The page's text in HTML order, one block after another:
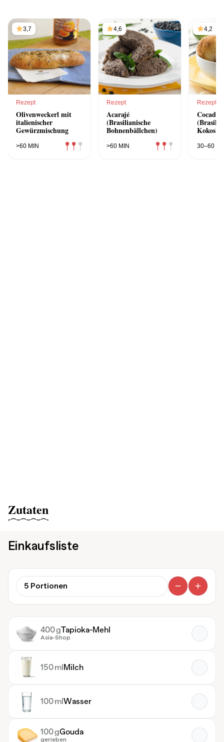
3,7
Rezept
Olivenweckerl mit
italienischer
Gewürzmischung
>60 MIN
4,6
Rezept
Acarajé
(Brasilianische
Bohnenbällchen)
>60 MIN
4,2
Rezept
Cocada
30–60
Zutaten